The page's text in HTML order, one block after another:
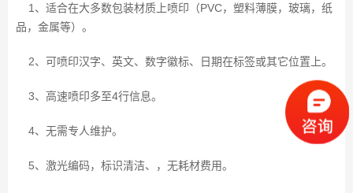
1、适合在大多数包装材质上喷印（PVC，塑料薄膜，玻璃，纸
品，金属等）。
2、可喷印汉字、英文、数字徽标、日期在标签或其它位置上。
3、高速喷印多至4行信息。
4、无需专人维护。
5、激光编码，标识清洁、，无耗材费用。